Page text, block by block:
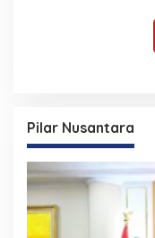
Pilar Nusantara